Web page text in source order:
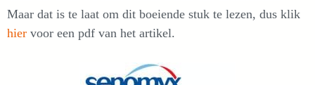
Maar dat is te laat om dit boeiende stuk te lezen, dus klik
hier voor een pdf van het artikel.